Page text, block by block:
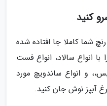
کنید
کاملا جا افتاده شده
با انواع سالاد، انواع فست
و انواع ساندویچ مورد
آبپز نوش جان کنید.